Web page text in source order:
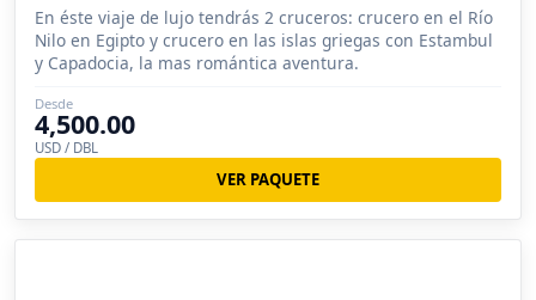
En éste viaje de lujo tendrás 2 cruceros: crucero en el Río
Nilo en Egipto y crucero en las islas griegas con Estambul
y Capadocia, la mas romántica aventura.
Desde
4,500.00
USD / DBL
VER PAQUETE